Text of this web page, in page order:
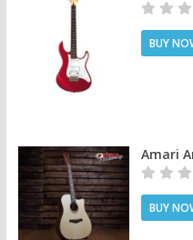
BUY
Amari
BUY